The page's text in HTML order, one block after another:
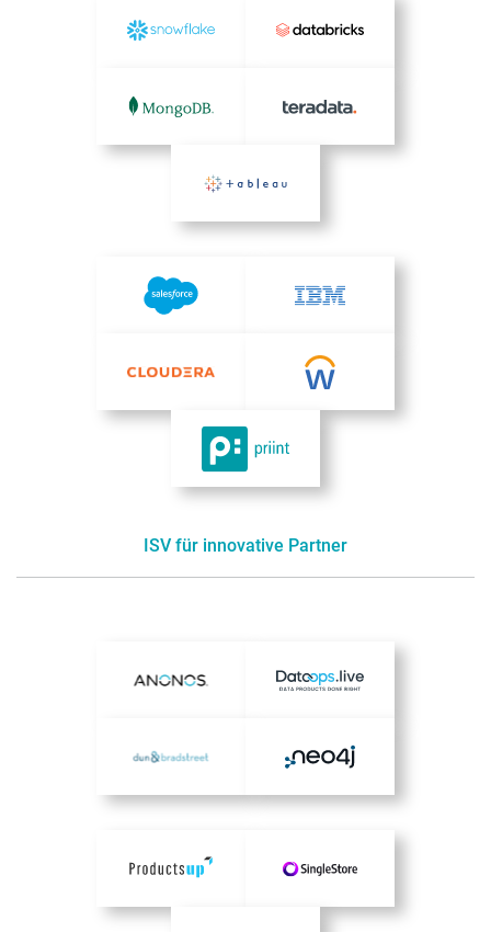
ISV für innovative Partner